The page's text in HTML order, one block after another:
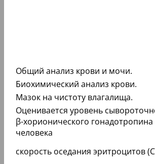
Общий анализ крови и мочи.
Биохимический анализ крови.
Мазок на чистоту влагалища.
Оценивается уровень
β-хорионического гонадотропина
человека
скорость оседания эритроцитов